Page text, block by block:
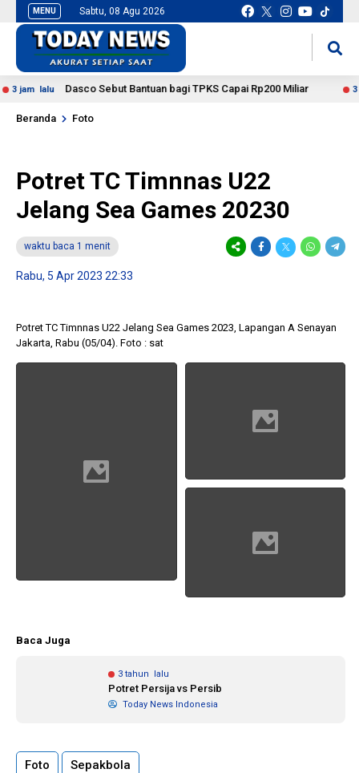
MENU Sabtu, 08 Agu 2026
lalu Dasco Sebut Bantuan bagi TPKS Capai Rp200 Miliar 3
Beranda Foto
Potret TC Timnnas U22
Jelang Sea Games 20230
waktu baca 1 menit
Rabu, 5 Apr 2023 22:33
Potret TC Timnnas U22 Jelang Sea Games 2023, Lapangan A Senayan
Jakarta, Rabu (05/04). Foto : sat
Baca Juga
3 tahun lalu
Potret Persija vs Persib
Today News Indonesia
Foto Sepakbola